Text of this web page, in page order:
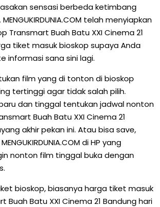
sensasi berbeda ketimbang
telah menyiapkan
Transmart Buah Batu XXI Cinema 21
tiket masuk bioskop supaya Anda
informasi sana sini lagi.
film yang di tonton di bioskop
tertinggi agar tidak salah pilih.
dan tinggal tentukan jadwal nonton
Buah Batu XXI Cinema 21
akhir pekan ini. Atau bisa save,
di HP yang
nonton film tinggal buka dengan
bioskop, biasanya harga tiket masuk
Buah Batu XXI Cinema 21 Bandung hari